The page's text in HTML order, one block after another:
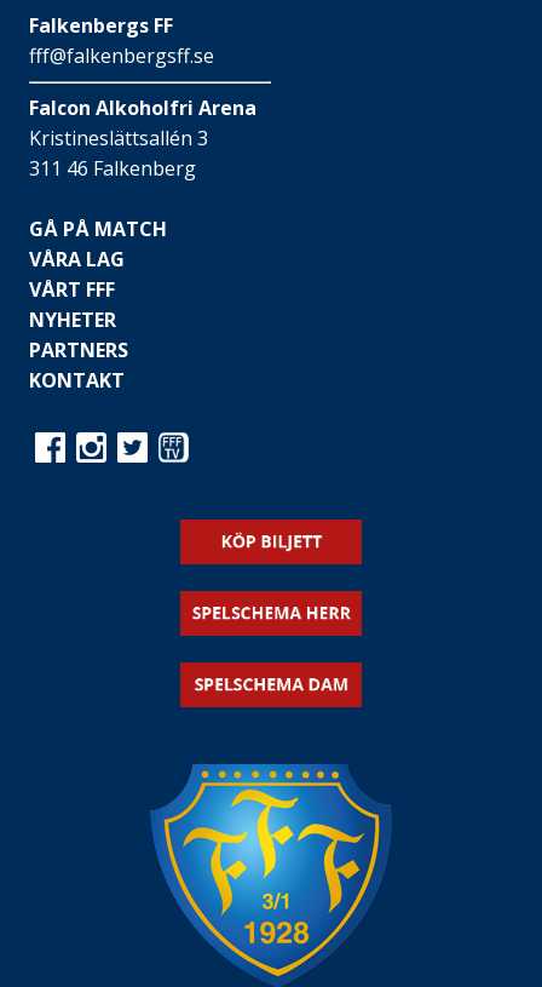
Falkenbergs FF
fff@falkenbergsff.se
Falcon Alkoholfri Arena
Kristineslättsallén 3
311 46 Falkenberg
GÅ PÅ MATCH
VÅRA LAG
VÅRT FFF
NYHETER
PARTNERS
KONTAKT